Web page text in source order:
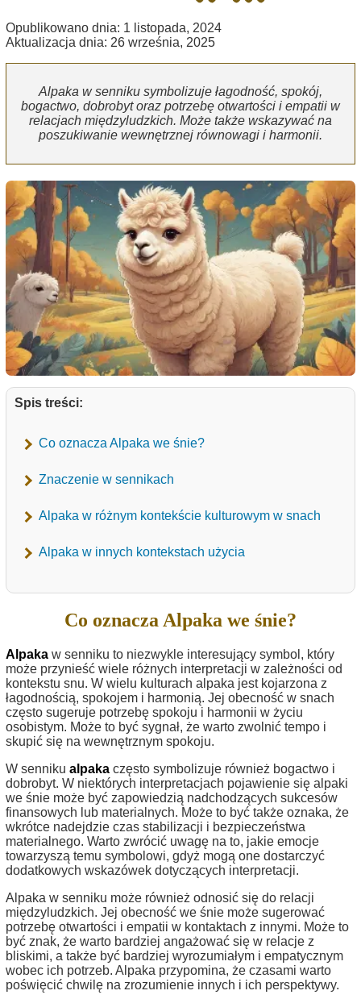
Opublikowano dnia: 1 listopada, 2024
Aktualizacja dnia: 26 września, 2025
Alpaka w senniku symbolizuje łagodność, spokój,
bogactwo, dobrobyt oraz potrzebę otwartości i empatii w
relacjach międzyludzkich. Może także wskazywać na
poszukiwanie wewnętrznej równowagi i harmonii.
Spis treści:
Co oznacza Alpaka we śnie?
Znaczenie w sennikach
Alpaka w różnym kontekście kulturowym w snach
Alpaka w innych kontekstach użycia
Co oznacza Alpaka we śnie?
Alpaka w senniku to niezwykle interesujący symbol, który
może przynieść wiele różnych interpretacji w zależności od
kontekstu snu. W wielu kulturach alpaka jest kojarzona z
łagodnością, spokojem i harmonią. Jej obecność w snach
często sugeruje potrzebę spokoju i harmonii w życiu
osobistym. Może to być sygnał, że warto zwolnić tempo i
skupić się na wewnętrznym spokoju.
W senniku alpaka często symbolizuje również bogactwo i
dobrobyt. W niektórych interpretacjach pojawienie się alpaki
we śnie może być zapowiedzią nadchodzących sukcesów
finansowych lub materialnych. Może to być także oznaka, że
wkrótce nadejdzie czas stabilizacji i bezpieczeństwa
materialnego. Warto zwrócić uwagę na to, jakie emocje
towarzyszą temu symbolowi, gdyż mogą one dostarczyć
dodatkowych wskazówek dotyczących interpretacji.
Alpaka w senniku może również odnosić się do relacji
międzyludzkich. Jej obecność we śnie może sugerować
potrzebę otwartości i empatii w kontaktach z innymi. Może to
być znak, że warto bardziej angażować się w relacje z
bliskimi, a także być bardziej wyrozumiałym i empatycznym
wobec ich potrzeb. Alpaka przypomina, że czasami warto
poświęcić chwilę na zrozumienie innych i ich perspektywy.